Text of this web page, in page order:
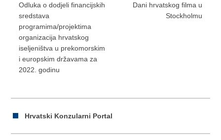
Odluka o dodjeli financijskih
sredstava
programima/projektima
organizacija hrvatskog
iseljeništva u prekomorskim
i europskim državama za
2022. godinu
Dani hrvatskog filma u
Stockholmu
Hrvatski Konzularni Portal